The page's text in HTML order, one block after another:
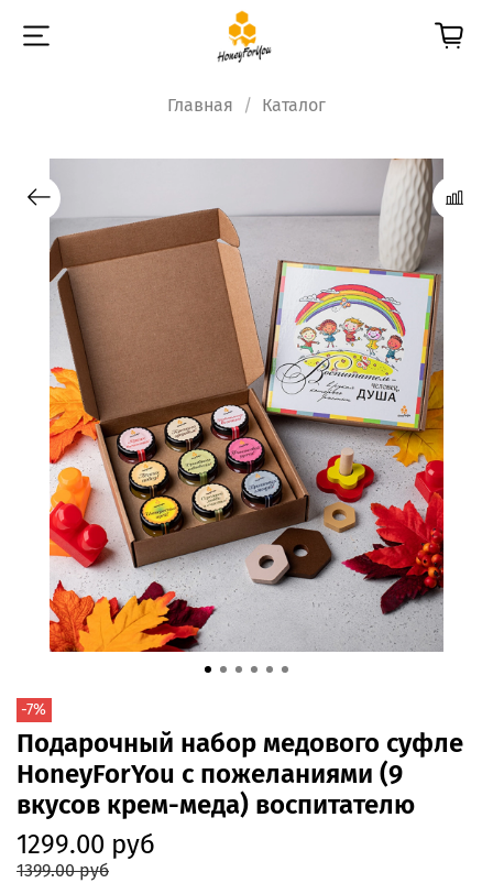
Главная Каталог
-7%
Подарочный набор медового суфле
HoneyForYou с пожеланиями (9
вкусов крем-меда) воспитателю
1299.00 руб
1399.00 руб